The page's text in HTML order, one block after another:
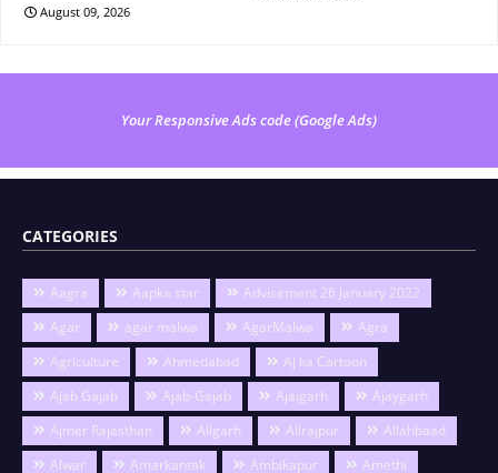
August 09, 2026
Your Responsive Ads code (Google Ads)
CATEGORIES
Aagra Aapka star
Advisement 26 January 2022
Agar
agar malwa AgarMalwa
Agra
Agriculture
Ahmedabad
Aj ka Cartoon
Ajab Gajab
Ajab-Gajab Ajaigarh
Ajaygarh
Ajmer Rajasthan
Aligarh Alirajpur
Allahbaad
Alwar
Amarkantak Ambikapur Amethi